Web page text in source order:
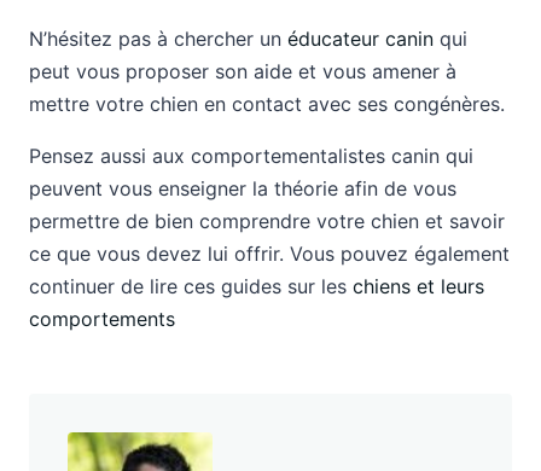
N’hésitez pas à chercher un éducateur canin qui
peut vous proposer son aide et vous amener à
mettre votre chien en contact avec ses congénères.
Pensez aussi aux comportementalistes canin qui
peuvent vous enseigner la théorie afin de vous
permettre de bien comprendre votre chien et savoir
ce que vous devez lui offrir. Vous pouvez également
continuer de lire ces guides sur les chiens et leurs
comportements